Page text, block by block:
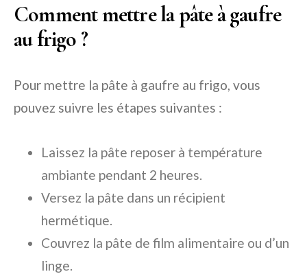
Comment mettre la pâte à gaufre
au frigo ?
Pour mettre la pâte à gaufre au frigo, vous
pouvez suivre les étapes suivantes :
Laissez la pâte reposer à température
ambiante pendant 2 heures.
Versez la pâte dans un récipient
hermétique.
Couvrez la pâte de film alimentaire ou d’un
linge.